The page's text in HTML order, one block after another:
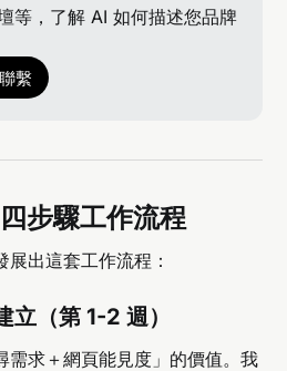
等，了解 AI 如何描述您品牌
繫
步驟工作流程
出這套工作流程：
立（第 1-2 週）
需求＋網頁能見度」的價值。我